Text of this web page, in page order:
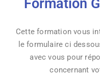
Formation
Cette formation vous
le formulaire ci
avec vous pour
concernant